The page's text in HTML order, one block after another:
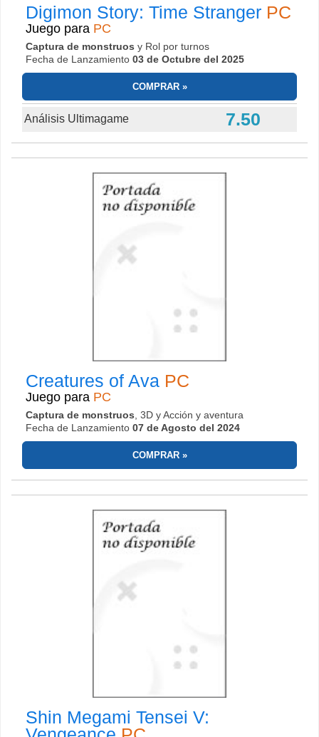
Digimon Story: Time Stranger PC
Juego para PC
Captura de monstruos y Rol por turnos
Fecha de Lanzamiento 03 de Octubre del 2025
COMPRAR
Análisis Ultimagame 7.50
Creatures of Ava PC
Juego para PC
Captura de monstruos , 3D y Acción y aventura
Fecha de Lanzamiento 07 de Agosto del 2024
COMPRAR
Shin Megami Tensei V: